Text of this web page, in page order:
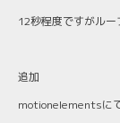
12秒程度ですがルー
追加
motionelementsに